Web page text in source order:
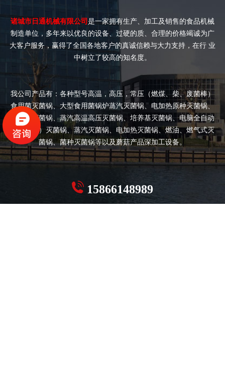
诸城市日通机械有限公司 是一家拥有生产、加工及销售的食品机械
制造单位，多年来以优良的设备、过硬的质、合理的价格竭诚为广
大客户服务，赢得了全国各地客户的真诚信赖与大力支持，在行 业
中树立了较高的知名度。
我公司产品有：各种型号高温，高压，常压（燃煤、柴、废菌棒）
食用菌灭菌锅、大型食用菌锅炉蒸汽灭菌锅、电加热原种灭菌锅、
双开门灭菌锅、蒸汽高温高压灭菌锅、培养基灭菌锅、电脑全自动
（半自动）灭菌锅、蒸汽灭菌锅、电加热灭菌锅、燃油、燃气式灭
菌锅、菌种灭菌锅等以及蘑菇产品深加工设备。
15866148989